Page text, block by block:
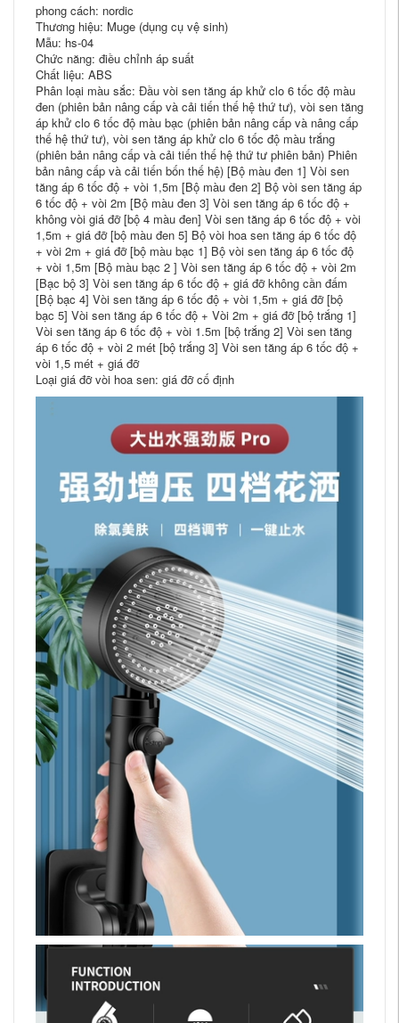
phong cách: nordic
Thương hiệu: Muge (dụng cụ vệ sinh)
Mẫu: hs-04
Chức năng: điều chỉnh áp suất
Chất liệu: ABS
Phân loại màu sắc: Đầu vòi sen tăng áp khử clo 6 tốc độ màu
đen (phiên bản nâng cấp và cải tiến thế hệ thứ tư), vòi sen tăng
áp khử clo 6 tốc độ màu bạc (phiên bản nâng cấp và nâng cấp
thế hệ thứ tư), vòi sen tăng áp khử clo 6 tốc độ màu trắng
(phiên bản nâng cấp và cải tiến thế hệ thứ tư phiên bản) Phiên
bản nâng cấp và cải tiến bốn thế hệ) [Bộ màu đen 1] Vòi sen
tăng áp 6 tốc độ + vòi 1,5m [Bộ màu đen 2] Bộ vòi sen tăng áp
6 tốc độ + vòi 2m [Bộ màu đen 3] Vòi sen tăng áp 6 tốc độ +
không vòi giá đỡ [bộ 4 màu đen] Vòi sen tăng áp 6 tốc độ + vòi
1,5m + giá đỡ [bộ màu đen 5] Bộ vòi hoa sen tăng áp 6 tốc độ
+ vòi 2m + giá đỡ [bộ màu bạc 1] Bộ vòi sen tăng áp 6 tốc độ
+ vòi 1,5m [Bộ màu bạc 2 ] Vòi sen tăng áp 6 tốc độ + vòi 2m
[Bạc bộ 3] Vòi sen tăng áp 6 tốc độ + giá đỡ không cần đấm
[Bộ bạc 4] Vòi sen tăng áp 6 tốc độ + vòi 1,5m + giá đỡ [bộ
bạc 5] Vòi sen tăng áp 6 tốc độ + Vòi 2m + giá đỡ [bộ trắng 1]
Vòi sen tăng áp 6 tốc độ + vòi 1.5m [bộ trắng 2] Vòi sen tăng
áp 6 tốc độ + vòi 2 mét [bộ trắng 3] Vòi sen tăng áp 6 tốc độ +
vòi 1,5 mét + giá đỡ
Loại giá đỡ vòi hoa sen: giá đỡ cố định